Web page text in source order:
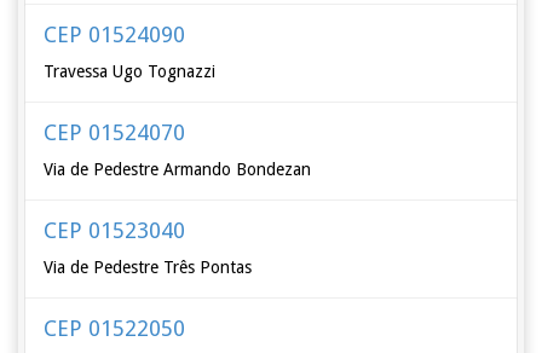
CEP 01524090
Travessa Ugo Tognazzi
CEP 01524070
Via de Pedestre Armando Bondezan
CEP 01523040
Via de Pedestre Três Pontas
CEP 01522050